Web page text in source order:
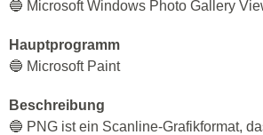
🔵 Microsoft Windows Photo Gallery
Hauptprogramm
🔵 Microsoft Paint
Beschreibung
🔵 PNG ist ein Scanline-Grafikformat,